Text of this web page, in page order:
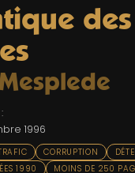
des
1996
CORRUPTION
1990 MOINS DE 250